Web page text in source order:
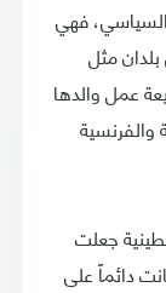
السياسي، فهي
مثل
عمل والدها
والفرنسية
جعلت
دائماً على